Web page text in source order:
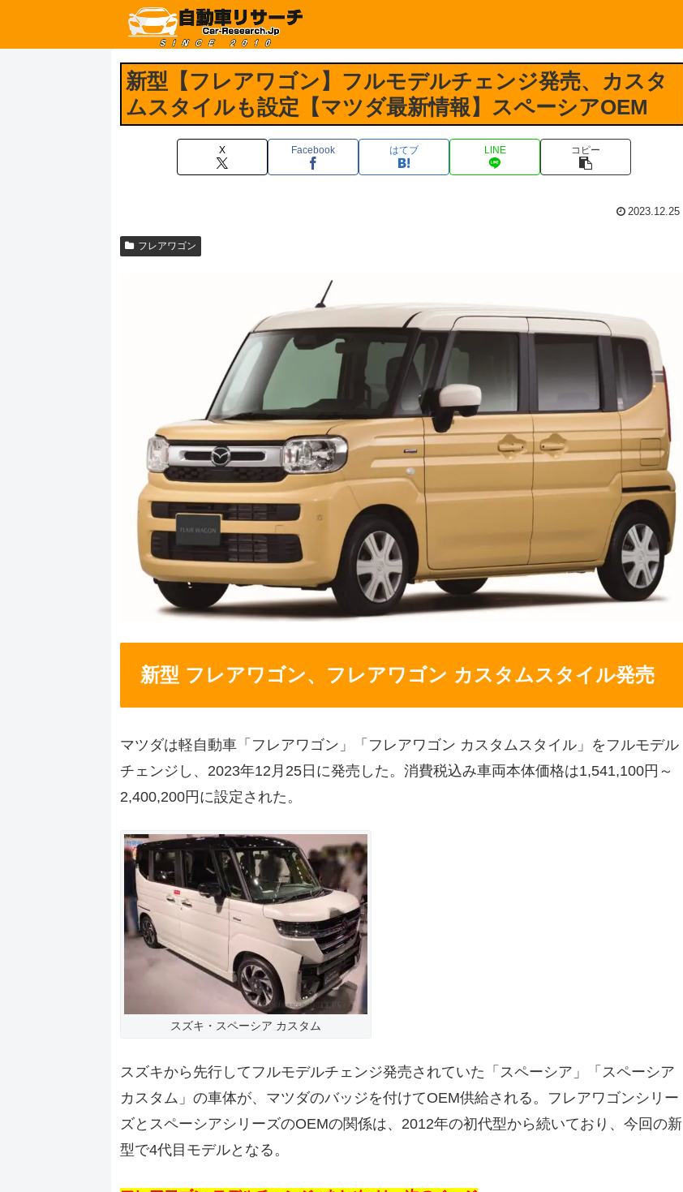
新型【フレアワゴン】フルモデルチェンジ発売、カスタ
ムスタイルも設定【マツダ最新情報】スペーシアOEM
X Facebook はてブ LINE コピー
2023.12.25
フレアワゴン
新型 フレアワゴン、フレアワゴン カスタムスタイル発売
マツダは軽自動車「フレアワゴン」「フレアワゴン カスタムスタイル」をフルモデル
チェンジし、2023年12月25日に発売した。消費税込み車両本体価格は1,541,100円～
2,400,200円に設定された。
スズキ・スペーシア カスタム
スズキから先行してフルモデルチェンジ発売されていた「スペーシア」「スペーシア
カスタム」の車体が、マツダのバッジを付けてOEM供給される。フレアワゴンシリー
ズとスペーシアシリーズのOEMの関係は、2012年の初代型から続いており、今回の新
型で4代目モデルとなる。